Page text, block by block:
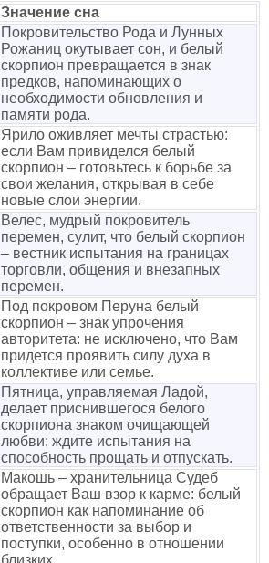
Значение сна
Покровительство Рода и Лунных
Рожаниц окутывает сон, и белый
скорпион превращается в знак
предков, напоминающих о
необходимости обновления и
памяти рода.
Ярило оживляет мечты страстью:
если Вам привиделся белый
скорпион – готовьтесь к борьбе за
свои желания, открывая в себе
новые слои энергии.
Велес, мудрый покровитель
перемен, сулит, что белый скорпион
– вестник испытания на границах
торговли, общения и внезапных
перемен.
Под покровом Перуна белый
скорпион – знак упрочения
авторитета: не исключено, что Вам
придется проявить силу духа в
коллективе или семье.
Пятница, управляемая Ладой,
делает приснившегося белого
скорпиона знаком очищающей
любви: ждите испытания на
способность прощать и отпускать.
Макошь – хранительница Судеб
обращает Ваш взор к карме: белый
скорпион как напоминание об
ответственности за выбор и
поступки, особенно в отношении
близких.